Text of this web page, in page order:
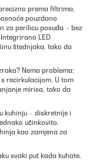
prema filtrima,
pouzdano
za perilicu posuđa – bez
LED
štednjaka, tako da
Nema problema:
recirkulacijom. U tom
mirisa, tako da
kuhinju – diskretnije i
učinkovito.
kao zamjena za
svaki put kada kuhate.